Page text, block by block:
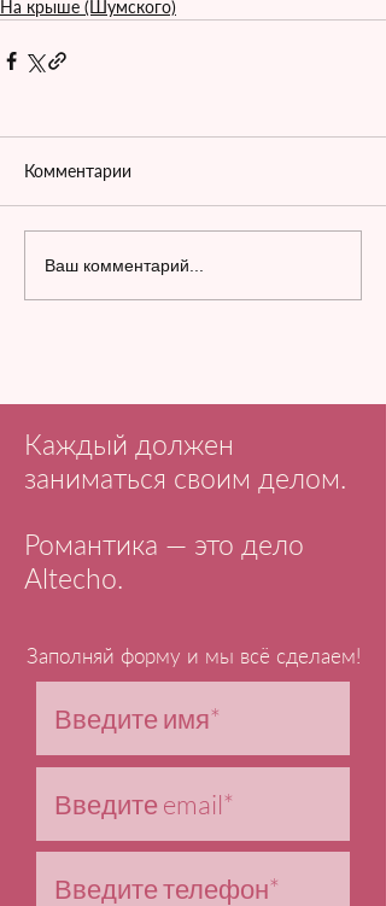
На крыше (Шумского)
Комментарии
Ваш комментарий...
Каждый должен
заниматься своим делом.
Романтика — это дело
Altecho.
Заполняй форму и мы всё сделаем!